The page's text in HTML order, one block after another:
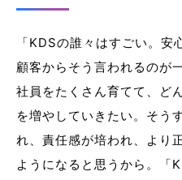
「KDSの誰々はすごい。安
顧客からそう言われるのが
社員をたくさん育てて、ど
を増やしていきたい。そう
れ、責任感が培われ、より
ようになると思うから。「